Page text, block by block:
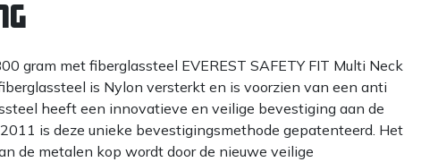
gram met fiberglassteel EVEREST SAFETY FIT Multi Neck
is Nylon versterkt en is voorzien van een anti
heeft een innovatieve en veilige bevestiging aan de
is deze unieke bevestigingsmethode gepatenteerd. Het
de metalen kop wordt door de nieuwe veilige